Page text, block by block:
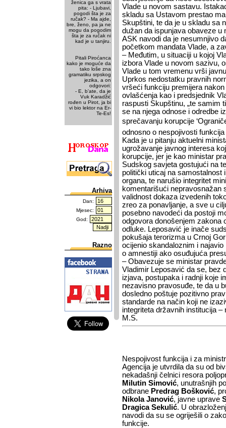
ženica ga s vrata
pita: - Ljubavi,
pogodi šta je za
ručak? - Ma ajde,
bre, ženo, pa ja ne
mogu da pogodim
šta je za ručak ni
kad je u tanjiru.
Pitali Piroćanca
kako je moguće da
tako loše zna
gramatiku srpskog
jezika, a on
odgovori:
- E, b'ate, da je
Vuk Karadžić
rođen u Pirot, ja bi
vi bio lektor na Er-
Te-Es!
Arhiva
Dan:
Mjesec:
God:
Razno
Vlade u novom sastavu.
skladu sa Ustavom prestao
Skupštini, te da je u skladu sa
dužan da ispunjava obaveze u
ASK navodi da je nesumnjivo
početkom mandata Vlade, a
– Međutim, u situaciji u kojoj
izbora Vlade u novom sazivu,
Vlade u tom vremenu vrši
Uprkos nedostatku pravnih
vršeći funkciju premijera
ovlašćenja kao i predsjednik
raspusti Skupštinu, „te samim
se na njega odnose i odredbe
sprečavanju korupcije
odnosno o nespojivosti
Kada je u pitanju aktuelni
ugrožavanje javnog interesa
korupcije, jer je kao ministar
Sudskog savjeta gostujući na
politički uticaj na samostalnost
organa, te narušio integritet
komentarišući nepravosnažan
validnost dokaza izvedenih
zreo za ponavljanje, a sve u
posebno navodeći da postoji
odgovora donošenjem zakona
odluke. Leposavić je inače
pokušaja terorizma u Crnoj
ocijenio skandaloznim i
o amnestiji ako osuđujuća
– Obavezuje se ministar
Vladimir Leposavić da se, bez
izjava, postupaka i radnji koje
nezavisno pravosuđe, te da u
dosledno poštuje pozitivno
standarde na način koji ne
integriteta državnih institucija
M.S.
Nespojivost funkcija i za
Agencija je utvrdila da su od
nekadašnji čelnici resora
Milutin Simović, unutrašnjih
odbrane Predrag Bošković,
Nikola Janović, javne uprave
Dragica Sekulić. U
navodi da su se ogriješili o
funkcije.